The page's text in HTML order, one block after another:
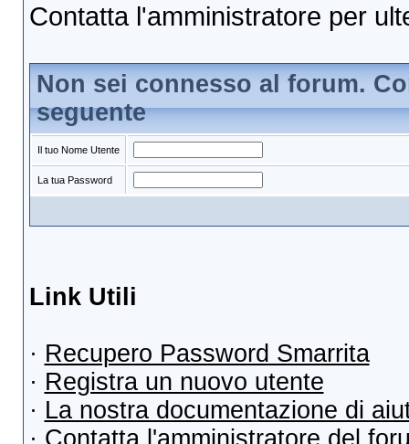
Contatta l'amministratore per
Non sei connesso al forum.
seguente
Il tuo Nome Utente
La tua Password
Link Utili
· Recupero Password Smarrita
· Registra un nuovo utente
· La nostra documentazione di
· Contatta l'amministratore del